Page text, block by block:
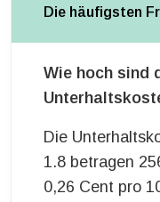
Die häufigsten
Wie hoch sind
Die
1.8 betragen
0,26 Cent pro